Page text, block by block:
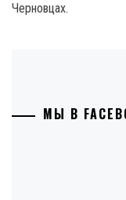
Черновцах.
МЫ В